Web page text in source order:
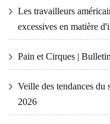
Les travailleurs
excessives en matière
Pain et Cirques |
Veille des tendances du
2026